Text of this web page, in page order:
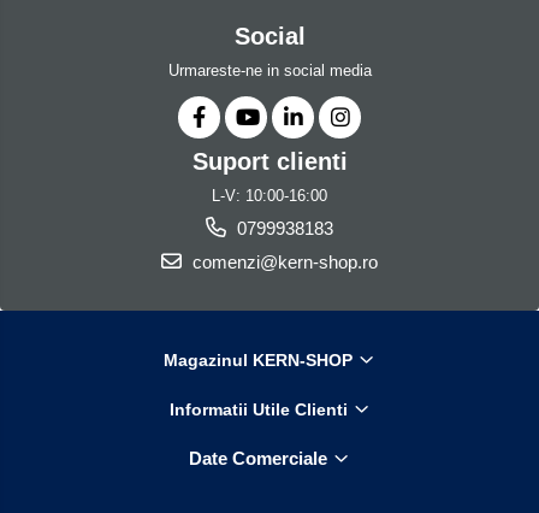
Obiective microscoape
Standard calibrare
Social
Urmareste-ne in social media
Suport clienti
L-V: 10:00-16:00
0799938183
comenzi@kern-shop.ro
Magazinul KERN-SHOP
Informatii Utile Clienti
Date Comerciale